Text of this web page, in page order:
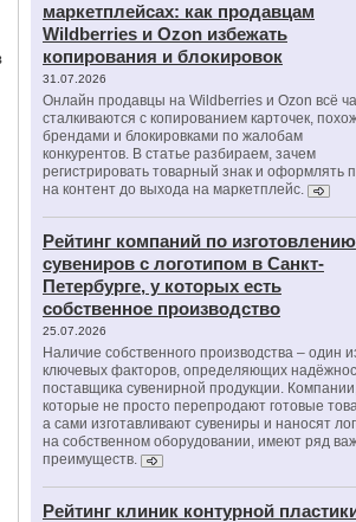
маркетплейсах: как продавцам
Wildberries и Ozon избежать
копирования и блокировок
31.07.2026
Онлайн продавцы на Wildberries и Ozon всё
сталкиваются с копированием карточек,
брендами и блокировками по жалобам
конкурентов. В статье разбираем, зачем
регистрировать товарный знак и оформлять
на контент до выхода на маркетплейс.
Рейтинг компаний по изготовлению
сувениров с логотипом в Санкт-
Петербурге, у которых есть
собственное производство
25.07.2026
Наличие собственного производства – один
ключевых факторов, определяющих
поставщика сувенирной продукции.
которые не просто перепродают готовые
а сами изготавливают сувениры и наносят
на собственном оборудовании, имеют ряд
преимуществ.
Рейтинг клиник контурной